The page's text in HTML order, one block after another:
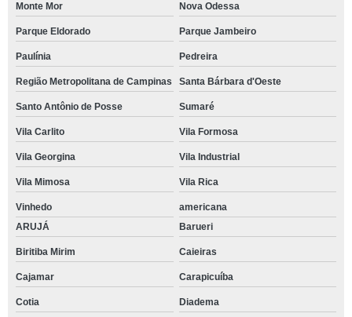
Monte Mor Nova Odessa
Parque Eldorado Parque Jambeiro
Paulínia Pedreira
Região Metropolitana de Campinas Santa Bárbara d'Oeste
Santo Antônio de Posse Sumaré
Vila Carlito Vila Formosa
Vila Georgina Vila Industrial
Vila Mimosa Vila Rica
Vinhedo
americana
ARUJÁ
Barueri
Biritiba Mirim Caieiras
Cajamar Carapicuíba
Cotia Diadema